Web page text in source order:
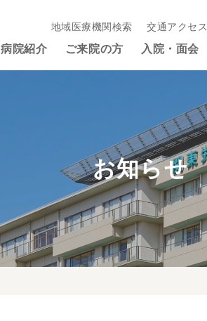
地域医療機関検索 交通アクセス
病院紹介 ご来院の方 入院・面会
お知らせ